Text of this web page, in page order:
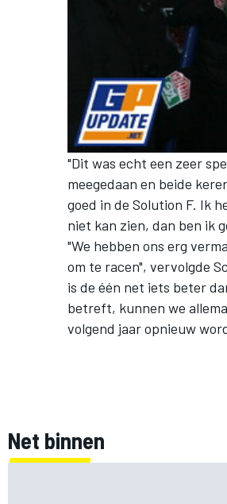
DTM
"Dit was echt een zeer
meegedaan en beide
goed in de Solution F. Ik
niet kan zien, dan ben ik
"We hebben ons erg
om te racen", vervolgde
is de één net iets beter
betreft, kunnen we
volgend jaar opnieuw
Net binnen